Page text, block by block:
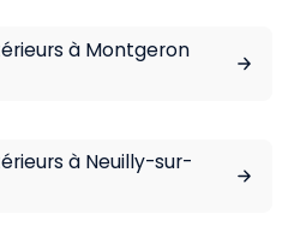
à Montgeron
à Neuilly-sur-